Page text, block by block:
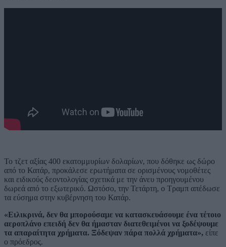
Το τζετ αξίας 400 εκατομμυρίων δολαρίων, που δόθηκε ως δώρο
από το Κατάρ, προκάλεσε ερωτήματα σε ορισμένους νομοθέτες
και ειδικούς δεοντολογίας σχετικά με την άνευ προηγουμένου
δωρεά από το εξωτερικό. Ωστόσο, την Τετάρτη, ο Τραμπ απέδωσε
τα εύσημα στην κυβέρνηση του Κατάρ.
«Ειλικρινά, δεν θα μπορούσαμε να κατασκευάσουμε ένα τέτοιο
αεροπλάνο επειδή δεν θα ήμασταν διατεθειμένοι να ξοδέψουμε
τα απαραίτητα χρήματα. Ξόδεψαν πάρα πολλά χρήματα», είπε
ο πρόεδρος.